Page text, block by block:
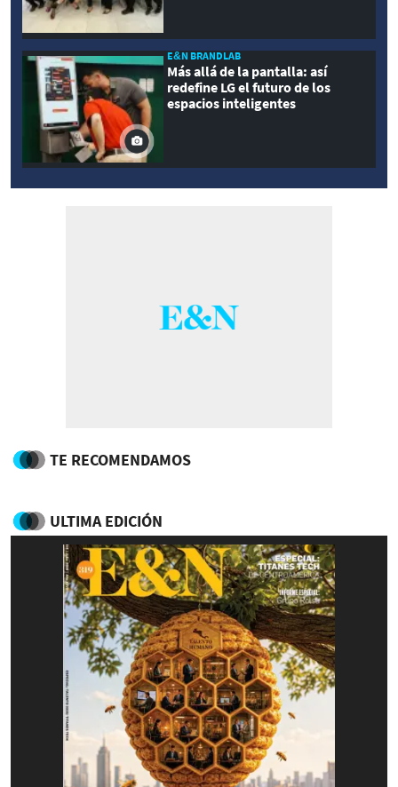
E&N BRANDLAB
Más allá de la pantalla: así
redefine LG el futuro de los
espacios inteligentes
TE RECOMENDAMOS
ULTIMA EDICIÓN